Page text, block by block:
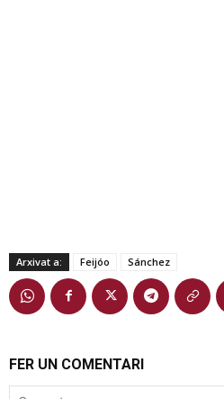
Arxivat a: Feijóo Sánchez
FER UN COMENTARI